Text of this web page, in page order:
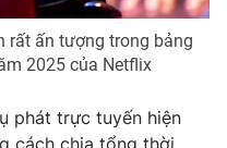
rất ấn tượng trong bảng
2025 của Netflix
phát trực tuyến hiện
cách chia tổng thời